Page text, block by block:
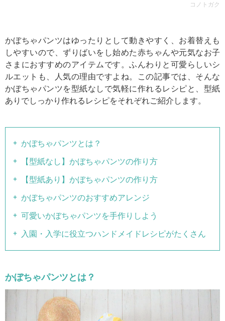
コノトガク
かぼちゃパンツはゆったりとして動きやすく、お着替えも
しやすいので、ずりばいをし始めた赤ちゃんや元気なお子
さまにおすすめのアイテムです。ふんわりと可愛らしいシ
ルエットも、人気の理由ですよね。この記事では、そんな
かぼちゃパンツを型紙なしで気軽に作れるレシピと、型紙
ありでしっかり作れるレシピをそれぞれご紹介します。
かぼちゃパンツとは？
【型紙なし】かぼちゃパンツの作り方
【型紙あり】かぼちゃパンツの作り方
かぼちゃパンツのおすすめアレンジ
可愛いかぼちゃパンツを手作りしよう
入園・入学に役立つハンドメイドレシピがたくさん
かぼちゃパンツとは？